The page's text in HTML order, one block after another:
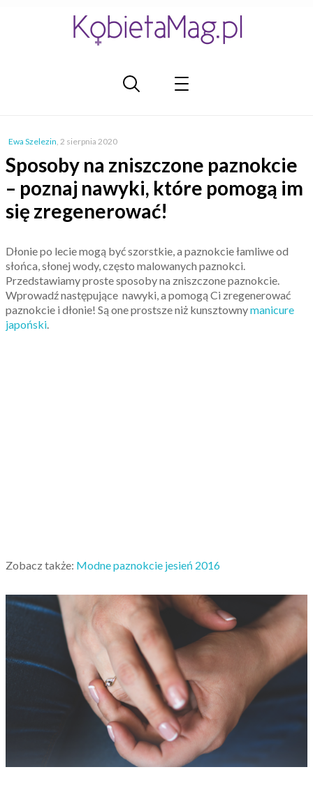
Ewa Szelezin, 2 sierpnia 2020
Sposoby na zniszczone paznokcie
– poznaj nawyki, które pomogą im
się zregenerować!
Dłonie po lecie mogą być szorstkie, a paznokcie łamliwe od
słońca, słonej wody, często malowanych paznokci.
Przedstawiamy proste sposoby na zniszczone paznokcie.
Wprowadź następujące nawyki, a pomogą Ci zregenerować
paznokcie i dłonie! Są one prostsze niż kunsztownymanicure
japoński.
Zobacz także: Modne paznokcie jesień 2016